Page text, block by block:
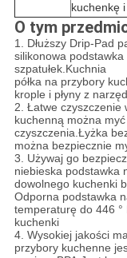
kuchenkę
O tym
1. Dłuższy Drip-Pad
silikonowa podstawka
szpatułek.Kuchnia
półka na przybory
krople i płyny z
2. Łatwe czyszczenie
kuchenną można
czyszczenia.Łyżka
można bezpiecznie
3. Używaj go
niebieska podstawka
dowolnego kuchenki
Odporna podstawka
temperaturę do 446 °
kuchenki
4. Wysokiej jakości
przybory kuchenne